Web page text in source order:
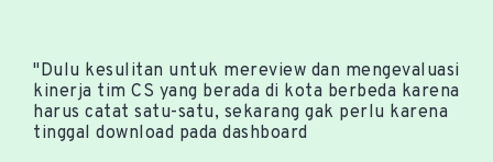
"Dulu kesulitan untuk mereview dan mengevaluasi
kinerja tim CS yang berada di kota berbeda karena
harus catat satu-satu, sekarang gak perlu karena
tinggal download pada dashboard